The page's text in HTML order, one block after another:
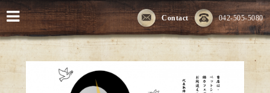
042-505-5080
Contact